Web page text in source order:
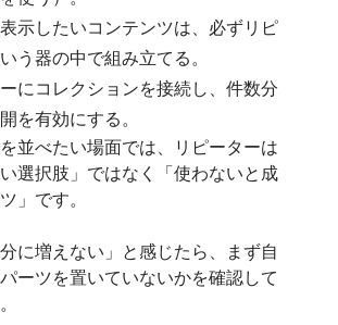
示したいコンテンツは、必ずリピ
う器の中で組み立てる。
にコレクションを接続し、件数分
を有効にする。
並べたい場面では、リピーターは
い選択肢」ではなく「使わないと成
」です。
分に増えない」と感じたら、まず自
ーツを置いていないかを確認して